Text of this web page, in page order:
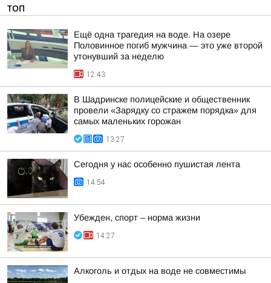
ТОП
Ещё одна трагедия на воде. На озере
Половинное погиб мужчина — это уже второй
утонувший за неделю
12:43
В Шадринске полицейские и общественник
провели «Зарядку со стражем порядка» для
самых маленьких горожан
13:27
Сегодня у нас особенно пушистая лента
14:54
Убежден, спорт – норма жизни
14:27
Алкоголь и отдых на воде не совместимы